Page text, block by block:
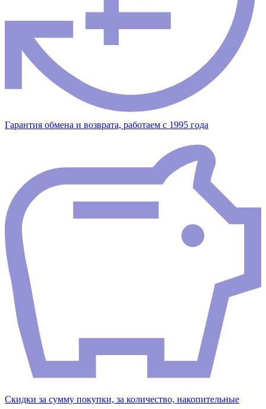
Гарантия обмена и возврата, работаем с 1995 года
Скидки за сумму покупки, за количество, накопительные